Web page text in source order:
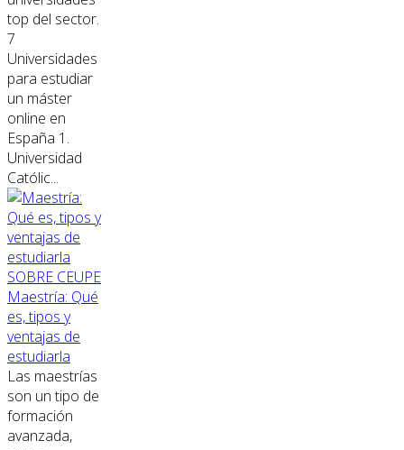
top del sector.
7
Universidades
para estudiar
un máster
online en
España 1.
Universidad
Católic...
SOBRE CEUPE
Maestría: Qué
es, tipos y
ventajas de
estudiarla
Las maestrías
son un tipo de
formación
avanzada,